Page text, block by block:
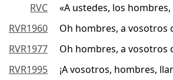
RVC
«A ustedes, los
RVR1960
Oh hombres, a vosotros
RVR1977
Oh hombres, a vosotros
RVR1995
¡A vosotros, hombres,